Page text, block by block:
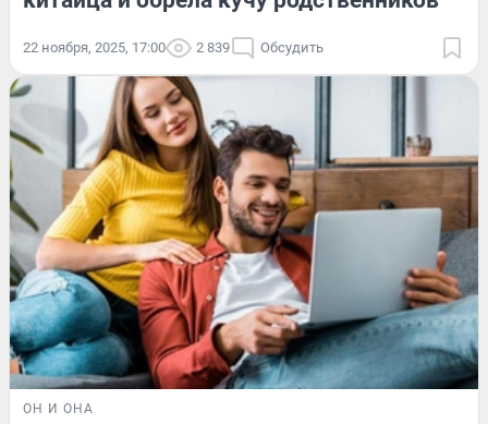
22 ноября, 2025, 17:00 2 839 Обсудить
ОН И ОНА